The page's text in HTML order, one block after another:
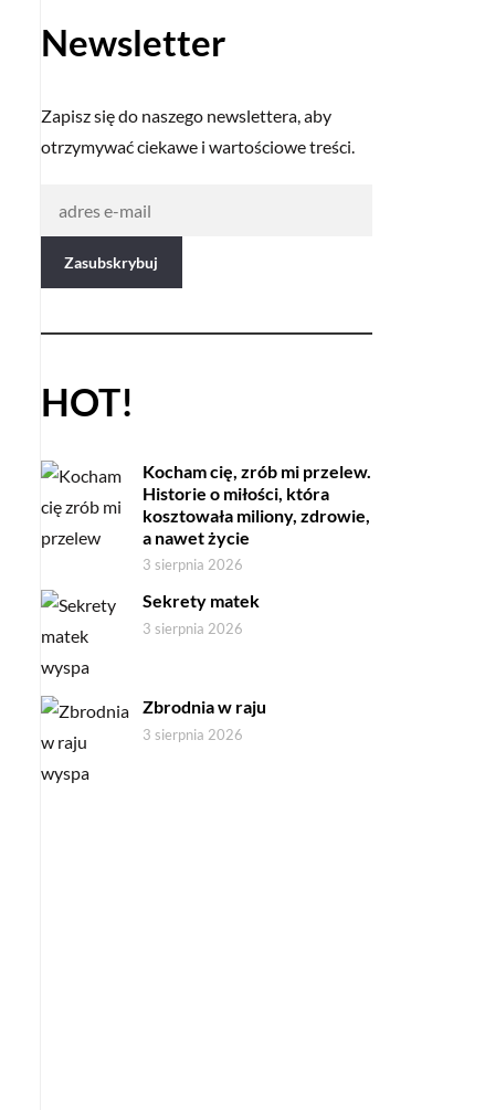
Newsletter
Zapisz się do naszego newslettera, aby
otrzymywać ciekawe i wartościowe treści.
HOT!
Kocham cię, zrób mi przelew.
Historie o miłości, która
kosztowała miliony, zdrowie,
a nawet życie
3 sierpnia 2026
Sekrety matek
3 sierpnia 2026
Zbrodnia w raju
3 sierpnia 2026